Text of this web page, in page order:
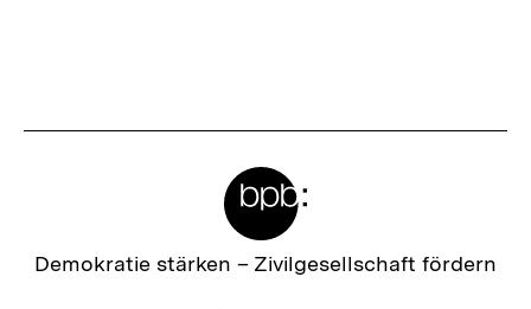
Zur
Demokratie stärken – Zivilgesellschaft fördern